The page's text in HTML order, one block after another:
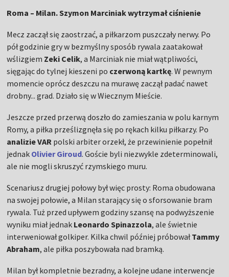
Roma – Milan. Szymon Marciniak wytrzymał ciśnienie
Mecz zaczął się zaostrzać, a piłkarzom puszczały nerwy. Po
pół godzinie gry w bezmyślny sposób rywala zaatakował
wślizgiem Zeki Celik, a Marciniak nie miał wątpliwości,
sięgając do tylnej kieszeni po czerwoną kartkę. W pewnym
momencie oprócz deszczu na murawę zaczął padać nawet
drobny... grad. Działo się w Wiecznym Mieście.
Jeszcze przed przerwą doszło do zamieszania w polu karnym
Romy, a piłka prześlizgnęła się po rękach kilku piłkarzy. Po
analizie VAR polski arbiter orzekł, że przewinienie popełnił
jednak Olivier Giroud. Goście byli niezwykle zdeterminowali,
ale nie mogli skruszyć rzymskiego muru.
Scenariusz drugiej połowy był więc prosty: Roma obudowana
na swojej połowie, a Milan starający się o sforsowanie bram
rywala. Tuż przed upływem godziny szansę na podwyższenie
wyniku miał jednak Leonardo Spinazzola, ale świetnie
interweniował golkiper. Kilka chwil później próbowałTammy
Abraham, ale piłka poszybowała nad bramką.
Milan był kompletnie bezradny, a kolejne udane interwencje